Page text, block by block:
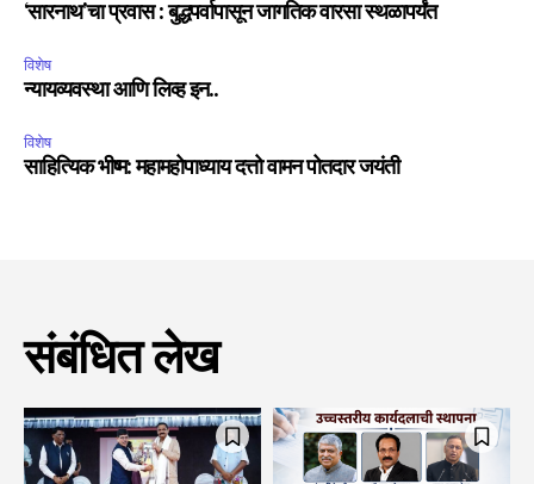
‘सारनाथ’चा प्रवास : बुद्धपर्वापासून जागतिक वारसा स्थळापर्यंत
विशेष
न्यायव्यवस्था आणि लिव्ह इन..
विशेष
साहित्यिक भीष्म: महामहोपाध्याय दत्तो वामन पोतदार जयंती
संबंधित लेख